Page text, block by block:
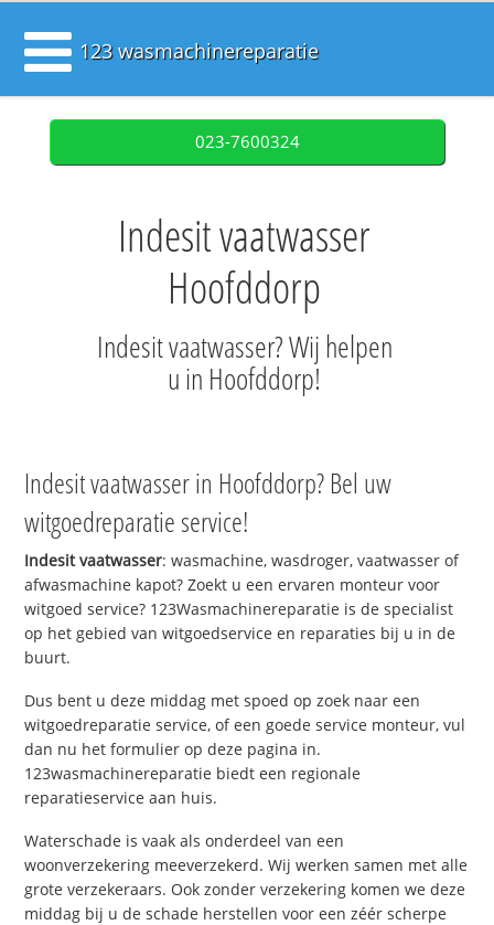
123 wasmachinereparatie
023-7600324
Indesit vaatwasser
Hoofddorp
Indesit vaatwasser? Wij helpen
u in Hoofddorp!
Indesit vaatwasser in Hoofddorp? Bel uw
witgoedreparatie service!
Indesit vaatwasser: wasmachine, wasdroger, vaatwasser of
afwasmachine kapot? Zoekt u een ervaren monteur voor
witgoed service? 123Wasmachinereparatie is de specialist
op het gebied van witgoedservice en reparaties bij u in de
buurt.
Dus bent u deze middag met spoed op zoek naar een
witgoedreparatie service, of een goede service monteur, vul
dan nu het formulier op deze pagina in.
123wasmachinereparatie biedt een regionale
reparatieservice aan huis.
Waterschade is vaak als onderdeel van een
woonverzekering meeverzekerd. Wij werken samen met alle
grote verzekeraars. Ook zonder verzekering komen we deze
middag bij u de schade herstellen voor een zéér scherpe